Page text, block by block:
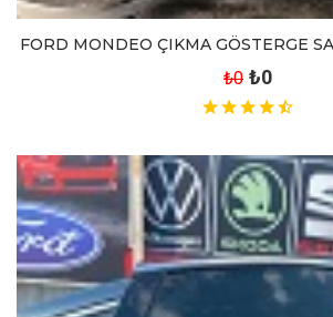
FORD MONDEO ÇIKMA GÖSTERGE
₺0 ₺0